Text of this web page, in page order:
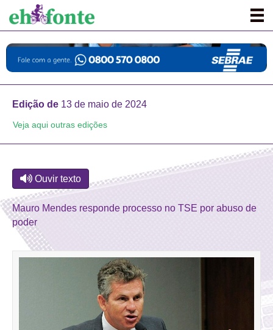
Edição de 13 de maio de 2024
Veja aqui outras edições
Ouvir texto
Mauro Mendes responde processo no TSE por abuso de
poder